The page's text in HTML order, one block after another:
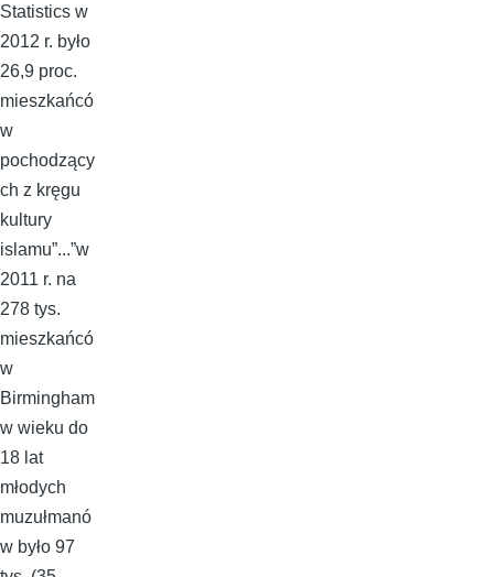
Statistics w
2012 r. było
26,9 proc.
mieszkańcó
w
pochodzący
ch z kręgu
kultury
islamu”...”w
2011 r. na
278 tys.
mieszkańcó
w
Birmingham
w wieku do
18 lat
młodych
muzułmanó
w było 97